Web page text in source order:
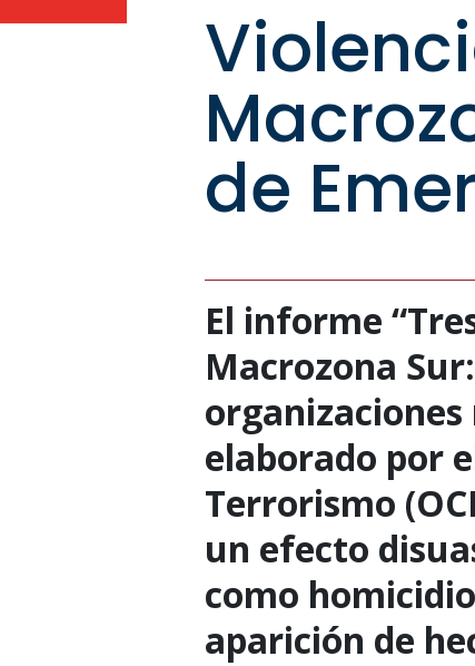
de
El informe
Macrozona
organizaciones
elaborado por
Terrorismo
un efecto
como
aparición de